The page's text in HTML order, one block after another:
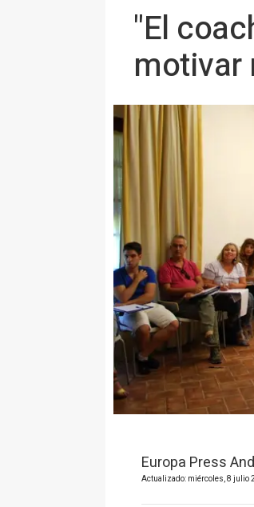
"El
motivar
Europa Press
Actualizado: miércoles, 8 julio